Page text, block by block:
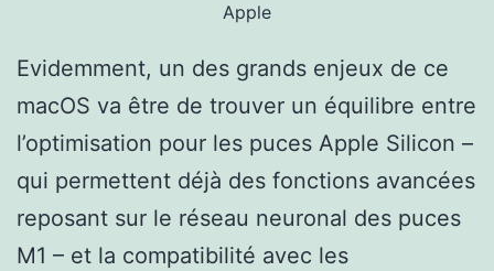
Apple
Evidemment, un des grands enjeux de ce
macOS va être de trouver un équilibre entre
l’optimisation pour les puces Apple Silicon –
qui permettent déjà des fonctions avancées
reposant sur le réseau neuronal des puces
M1 – et la compatibilité avec les